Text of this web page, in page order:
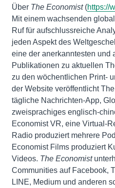
Über The Economist(https://
Mit einem wachsenden
Ruf für aufschlussreiche
jeden Aspekt des
eine der anerkanntesten und
Publikationen zu aktuellen
zu den wöchentlichen Print-
der Website veröffentlicht
tägliche Nachrichten-App,
zweisprachiges englisch-
Economist VR, eine Virtual-
Radio produziert mehrere
Economist Films produziert
Videos. The Economist
Communities auf Facebook,
LINE, Medium und anderen